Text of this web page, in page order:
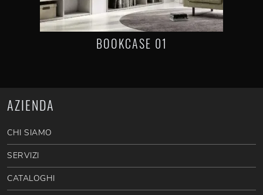
BOOKCASE 01
AZIENDA
CHI SIAMO
SERVIZI
CATALOGHI